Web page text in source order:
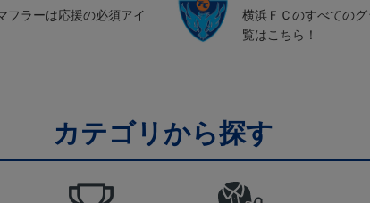
フラーは応援の必須アイ
横浜ＦＣのすべての
覧はこちら！
カテゴリから探す